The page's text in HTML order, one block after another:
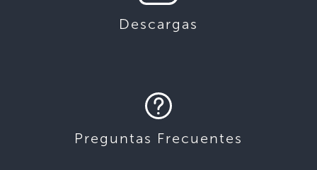
Descargas
Preguntas Frecuentes